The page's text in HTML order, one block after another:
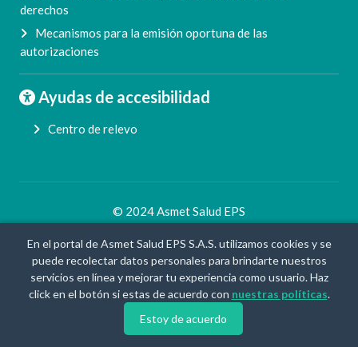
derechos
Mecanismos para la emisión oportuna de las
autorizaciones
Ayudas de accesibilidad
Centro de relevo
© 2024 Asmet Salud EPS
By
En el portal de Asmet Salud EPS S.A.S. utilizamos cookies y se
puede recolectar datos personales para brindarte nuestros
servicios en línea y mejorar tu experiencia como usuario. Haz
click en el botón si estas de acuerdo con nuestras políticas.
Estoy de acuerdo